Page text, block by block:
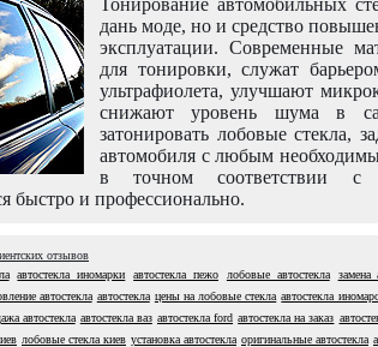
Тонирование автомобильных
дань моде, но и средство
эксплуатации. Современные
для тонировки, служат
ультрафиолета, улучшают
снижают уровень шума в
затонировать лобовые стекла,
автомобиля с любым
в точном соответствии с
быстро и профессионально.
отзывов
автостекла иномарки автостекла пежо лобовые автостекла замена
автостекла автостекла цены на лобовые стекла автостекла
автостекла автостекла ваз автостекла ford автостекла на заказ
лобовые стекла киев установка автостекла оригинальные автостекла